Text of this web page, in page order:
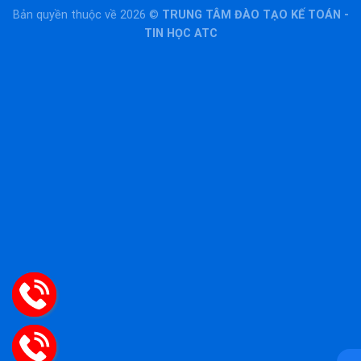
Bản quyền thuộc về 2026 © TRUNG TÂM ĐÀO TẠO KẾ TOÁN -
TIN HỌC ATC